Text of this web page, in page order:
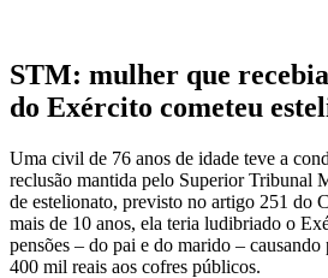
STM: mulher que recebia
do Exército cometeu
Uma civil de 76 anos de idade teve a
reclusão mantida pelo Superior Tribunal
de estelionato, previsto no artigo 251 do
mais de 10 anos, ela teria ludibriado o
pensões – do pai e do marido –
400 mil reais aos cofres públicos.